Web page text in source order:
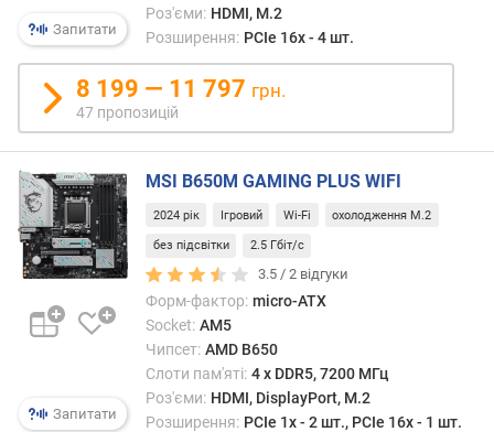
(
і
в
)
а
к
с
и
м
а
л
т
Запитати
Роз'єми: HDMI, M.2
Розширення: PCIe 16x - 4 шт.
8 199 — 11 797 грн.
47 пропозицій
Запитати
MSI B650M GAMING PLUS WIFI
2024 рік Ігровий Wi-Fi охолодження M.2
без підсвітки 2.5 Гбіт/с
3.5 /2 відгуки
Форм-фактор: micro-ATX
Socket: AM5
Чипсет: AMD B650
Слоти пам'яті: 4 х DDR5, 7200 МГц
Роз'єми: HDMI, DisplayPort, M.2
Розширення: PCIe 1x - 2 шт., PCIe 16x - 1 шт.